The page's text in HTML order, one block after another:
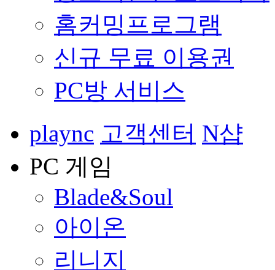
홈커밍프로그램
신규 무료 이용권
PC방 서비스
plaync 고객센터 N샵
PC 게임
Blade&Soul
아이온
리니지